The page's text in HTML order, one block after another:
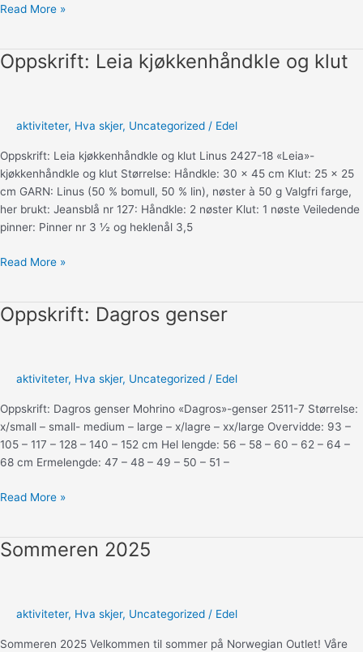
Beskyttet:
august
Read More »
Oppskrift: Leia kjøkkenhåndkle og klut
aktiviteter, Hva skjer, Uncategorized / Edel
Oppskrift: Leia kjøkkenhåndkle og klut Linus 2427-18 «Leia»-
kjøkkenhåndkle og klut Størrelse: Håndkle: 30 x 45 cm Klut: 25 x 25
cm GARN: Linus (50 % bomull, 50 % lin), nøster à 50 g Valgfri farge,
her brukt: Jeansblå nr 127: Håndkle: 2 nøster Klut: 1 nøste Veiledende
pinner: Pinner nr 3 ½ og heklenål 3,5
Oppskrift:
og
Read More »
Oppskrift: Dagros genser
aktiviteter, Hva skjer, Uncategorized / Edel
Oppskrift: Dagros genser Mohrino «Dagros»-genser 2511-7 Størrelse:
x/small – small- medium – large – x/lagre – xx/large Overvidde: 93 –
105 – 117 – 128 – 140 – 152 cm Hel lengde: 56 – 58 – 60 – 62 – 64 –
68 cm Ermelengde: 47 – 48 – 49 – 50 – 51 –
Oppskrift:
Read More »
Sommeren 2025
aktiviteter, Hva skjer, Uncategorized / Edel
Sommeren 2025 Velkommen til sommer på Norwegian Outlet! Våre